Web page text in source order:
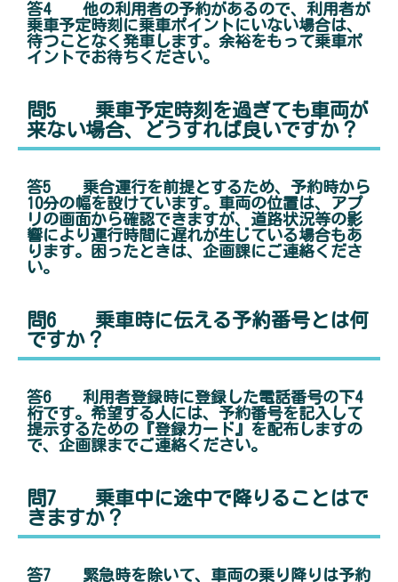
答4 他の利用者の予約があるので、利用者が
乗車予定時刻に乗車ポイントにいない場合は、
待つことなく発車します。余裕をもって乗車ポ
イントでお待ちください。
問5 乗車予定時刻を過ぎても車両が
来ない場合、どうすれば良いですか？
答5 乗合運行を前提とするため、予約時から
10分の幅を設けています。車両の位置は、アプ
リの画面から確認できますが、道路状況等の影
響により運行時間に遅れが生じている場合もあ
ります。困ったときは、企画課にご連絡くださ
い。
問6 乗車時に伝える予約番号とは何
ですか？
答6 利用者登録時に登録した電話番号の下4
桁です。希望する人には、予約番号を記入して
提示するための『登録カード』を配布しますの
で、企画課までご連絡ください。
問7 乗車中に途中で降りることはで
きますか？
答7 緊急時を除いて、車両の乗り降りは予約